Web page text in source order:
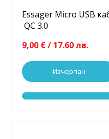
Essager Micro USB
QC 3.0
9,00 € / 17.60 лв.
Изчерпан